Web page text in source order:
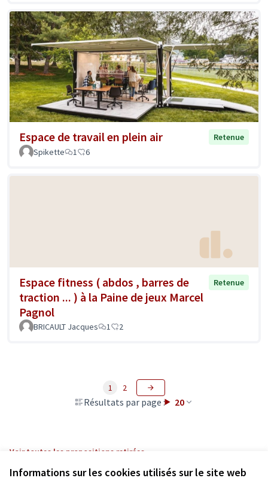
Informations sur les cookies utilisés sur le site web
Espace de travail en plein air
Retenue
Spikette
1 6
Espace fitness ( abdos , barres de
traction ... ) à la Paine de jeux Marcel
Pagnol
Retenue
BRICAULT Jacques 1 2
Résultats par page : 20
1 2
Voir toutes les propositions retirées